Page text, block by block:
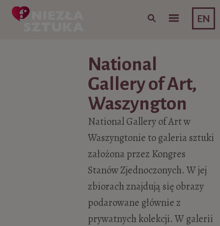
EN
Skip to content
National
Gallery of Art,
Waszyngton
National Gallery of Art w
Waszyngtonie to galeria sztuki
założona przez Kongres
Stanów Zjednoczonych. W jej
zbiorach znajdują się obrazy
podarowane głównie z
prywatnych kolekcji. W galerii